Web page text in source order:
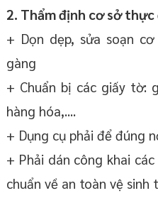
2. Thẩm định cơ sở thực
+ Dọn dẹp, sửa soạn
gàng
+ Chuẩn bị các giấy tờ:
hàng hóa,....
+ Dụng cụ phải để đúng
+ Phải dán công khai
chuẩn về an toàn vệ sinh